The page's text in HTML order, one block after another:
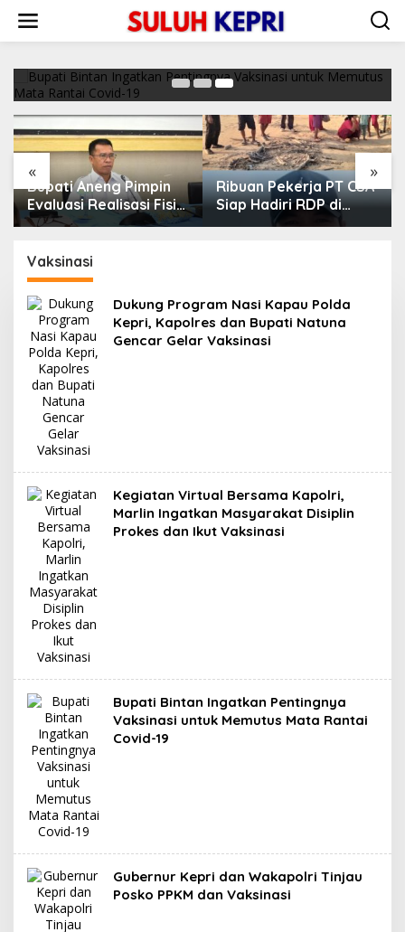
w
Bupati Bintan Ingatkan Pentingnya Vaksinasi
untuk Memutus Mata Rantai Covid-19
« »
Bupati Aneng Pimpin
Evaluasi Realisasi Fisik
dan Keuangan Triwulan
Ribuan Pekerja PT CSA
Siap Hadiri RDP di
DPRD Lingga, Minta
Vaksinasi
Dukung Program Nasi Kapau Polda
Kepri, Kapolres dan Bupati Natuna
Gencar Gelar Vaksinasi
Kegiatan Virtual Bersama Kapolri,
Marlin Ingatkan Masyarakat Disiplin
Prokes dan Ikut Vaksinasi
Bupati Bintan Ingatkan Pentingnya
Vaksinasi untuk Memutus Mata Rantai
Covid-19
Gubernur Kepri dan Wakapolri Tinjau
Posko PPKM dan Vaksinasi